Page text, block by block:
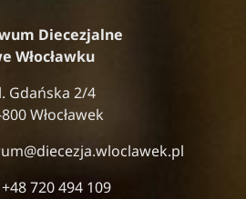
Diecezjalne
Włocławku
Gdańska 2/4
Włocławek
+48 720 494 109